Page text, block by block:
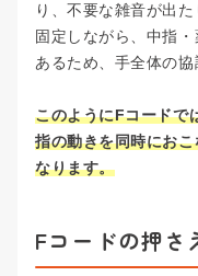
り、不要な雑音が出
固定しながら、中指
あるため、手全体の協
このようにFコードで
指の動きを同時にお
なります。
Fコードの押さ